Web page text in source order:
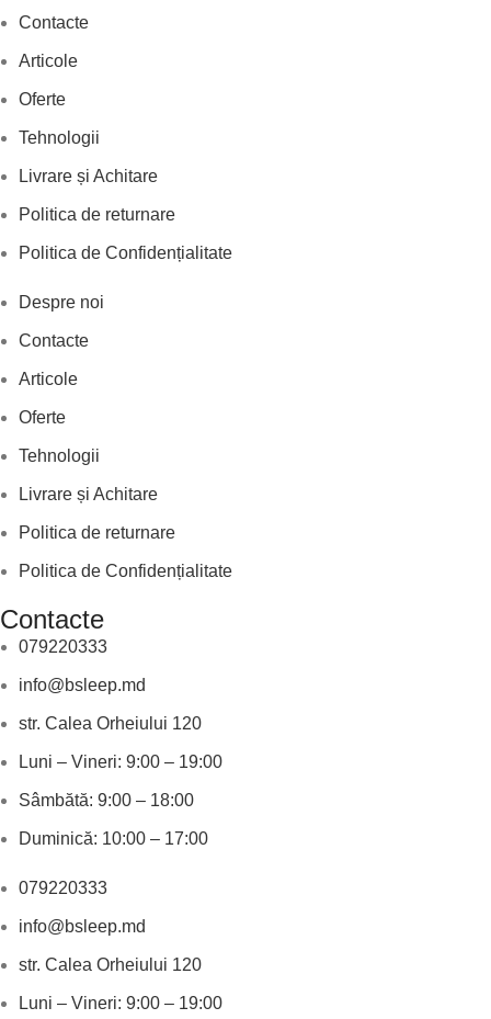
Contacte
Articole
Oferte
Tehnologii
Livrare și Achitare
Politica de returnare
Politica de Confidențialitate
Despre noi
Contacte
Articole
Oferte
Tehnologii
Livrare și Achitare
Politica de returnare
Politica de Confidențialitate
Contacte
079220333
info@bsleep.md
str. Calea Orheiului 120
Luni – Vineri: 9:00 – 19:00
Sâmbătă: 9:00 – 18:00
Duminică: 10:00 – 17:00
079220333
info@bsleep.md
str. Calea Orheiului 120
Luni – Vineri: 9:00 – 19:00